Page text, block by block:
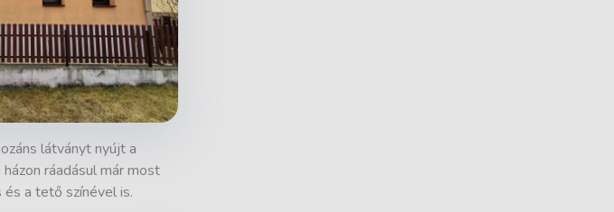
látványt nyújt a
ráadásul már most
és a tető színével is.